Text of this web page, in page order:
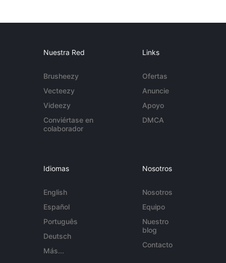
Nuestra Red
Brusheezy
Vecteezy
Videezy
Conviértase en
colaborador
Links
Ofertas
Anuncie
Apoyo
DMCA
Idiomas
English
Español
Português
Deutsch
Más...
Nosotros
Nosotros
Equipo
Nuestro
blog
Contacto